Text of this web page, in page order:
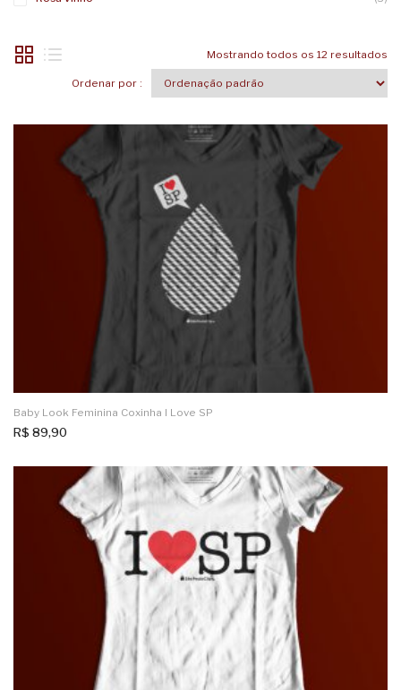
Mostrando todos os 12 resultados
Ordenar por :
Baby Look Feminina Coxinha I Love SP
R$ 89,90